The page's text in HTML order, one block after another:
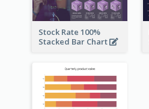
Stock Rate 100%
Stacked Bar Chart